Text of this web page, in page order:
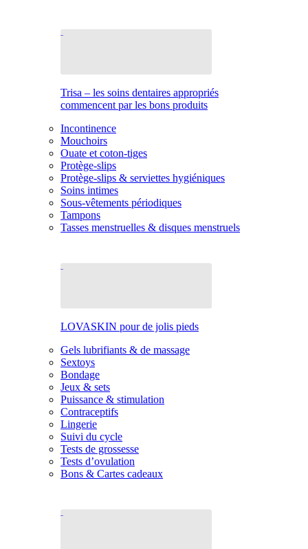
Trisa – les soins dentaires appropriés
commencent par les bons produits
Incontinence
Mouchoirs
Ouate et coton-tiges
Protège-slips
Protège-slips & serviettes hygiéniques
Soins intimes
Sous-vêtements périodiques
Tampons
Tasses menstruelles & disques menstruels
LOVASKIN pour de jolis pieds
Gels lubrifiants & de massage
Sextoys
Bondage
Jeux & sets
Puissance & stimulation
Contraceptifs
Lingerie
Suivi du cycle
Tests de grossesse
Tests d’ovulation
Bons & Cartes cadeaux